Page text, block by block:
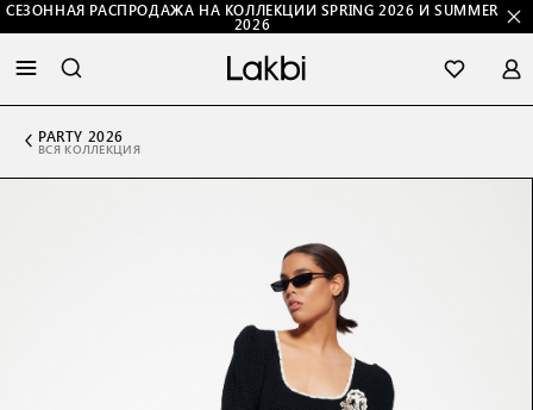
СЕЗОННАЯ РАСПРОДАЖА НА КОЛЛЕКЦИИ SPRING 2026 И SUMMER
2026
PARTY 2026
ВСЯ КОЛЛЕКЦИЯ